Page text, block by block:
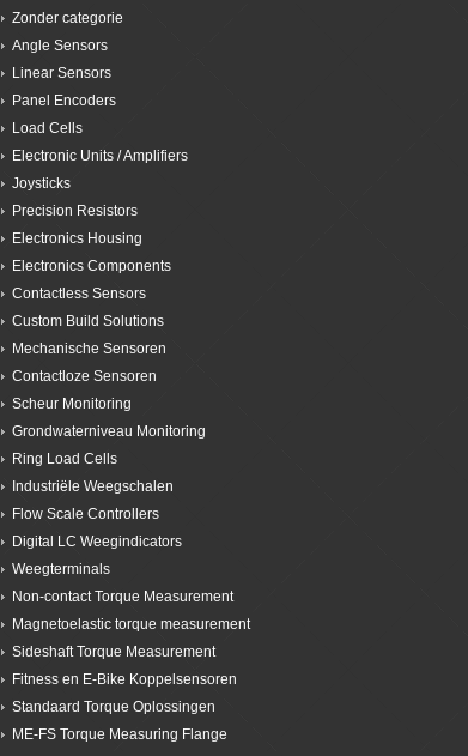
Zonder categorie
Angle Sensors
Linear Sensors
Panel Encoders
Load Cells
Electronic Units / Amplifiers
Joysticks
Precision Resistors
Electronics Housing
Electronics Components
Contactless Sensors
Custom Build Solutions
Mechanische Sensoren
Contactloze Sensoren
Scheur Monitoring
Grondwaterniveau Monitoring
Ring Load Cells
Industriële Weegschalen
Flow Scale Controllers
Digital LC Weegindicators
Weegterminals
Non-contact Torque Measurement
Magnetoelastic torque measurement
Sideshaft Torque Measurement
Fitness en E-Bike Koppelsensoren
Standaard Torque Oplossingen
ME-FS Torque Measuring Flange